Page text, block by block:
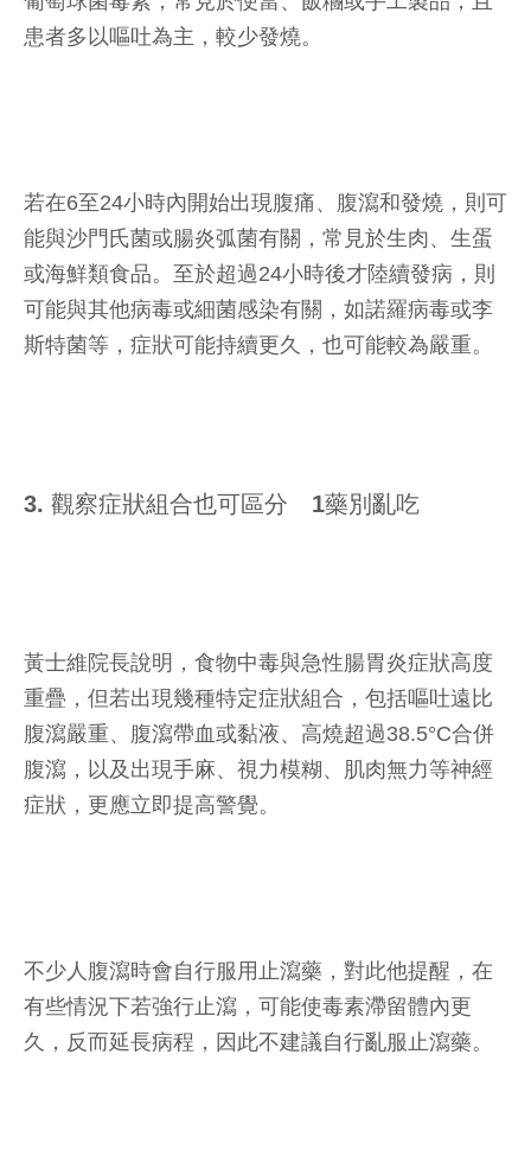
患者多以嘔吐為主，較少發燒。
若在6至24小時內開始出現腹痛、腹瀉和發燒，則可
能與沙門氏菌或腸炎弧菌有關，常見於生肉、生蛋
或海鮮類食品。至於超過24小時後才陸續發病，則
可能與其他病毒或細菌感染有關，如諾羅病毒或李
斯特菌等，症狀可能持續更久，也可能較為嚴重。
3. 觀察症狀組合也可區分 1藥別亂吃
黃士維院長說明，食物中毒與急性腸胃炎症狀高度
重疊，但若出現幾種特定症狀組合，包括嘔吐遠比
腹瀉嚴重、腹瀉帶血或黏液、高燒超過38.5°C合併
腹瀉，以及出現手麻、視力模糊、肌肉無力等神經
症狀，更應立即提高警覺。
不少人腹瀉時會自行服用止瀉藥，對此他提醒，在
有些情況下若強行止瀉，可能使毒素滯留體內更
久，反而延長病程，因此不建議自行亂服止瀉藥。